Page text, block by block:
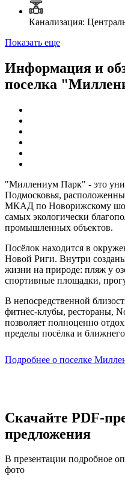
Канализация:
Показать еще
Информация и
поселка
"Миллениум Парк" - это
Подмосковья,
МКАД по Новорижскому
самых экологически
промышленных объектов.
Посёлок находится в
Новой Риги. Внутри
жизни на природе: пляж у
спортивные площадки,
В непосредственной
фитнес-клубы, рестораны,
позволяет полноценно
пределы посёлка и
Подробнее о поселке
Скачайте PDF-
предложения
В презентации подробное
фото